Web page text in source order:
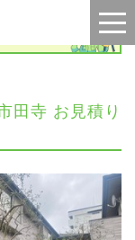
田寺 お見積り